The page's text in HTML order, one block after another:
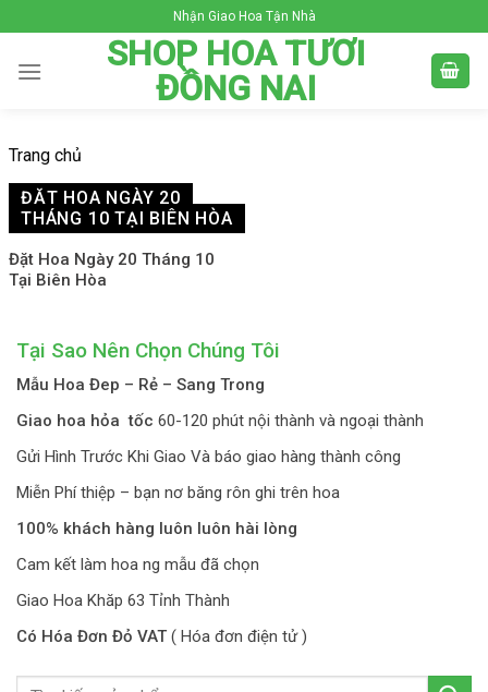
to
content
Nhận Giao Hoa Tận Nhà
SHOP HOA TƯƠI
ĐỒNG NAI
Trang chủ
ĐẶT HOA NGÀY 20
THÁNG 10 TẠI BIÊN HÒA
Đặt Hoa Ngày 20 Tháng 10
Tại Biên Hòa
Tại Sao Nên Chọn Chúng Tôi
Mẫu Hoa Đep – Rẻ – Sang Trong
Giao hoa hỏa tốc 60-120 phút nội thành và ngoại thành
Gửi Hình Trước Khi Giao Và báo giao hàng thành công
Miễn Phí thiệp – bạn nơ băng rôn ghi trên hoa
100% khách hàng luôn luôn hài lòng
Cam kết làm hoa ng mẫu đã chọn
Giao Hoa Khăp 63 Tỉnh Thành
Có Hóa Đơn Đỏ VAT ( Hóa đơn điện tử )